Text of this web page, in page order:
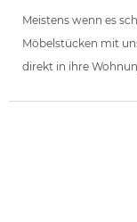
Meistens wenn es
Möbelstücken mit
direkt in ihre